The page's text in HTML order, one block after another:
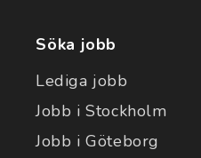
Söka jobb
Lediga jobb
Jobb i Stockholm
Jobb i Göteborg